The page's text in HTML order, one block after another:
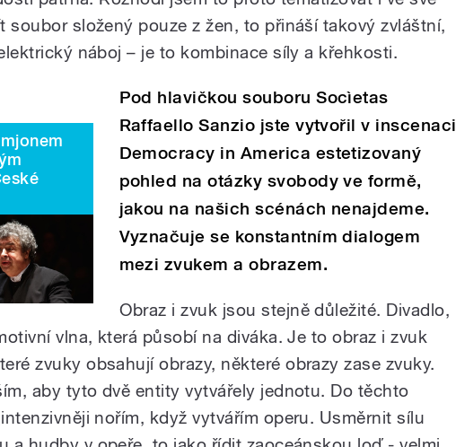
soubor složený pouze z žen, to přináší takový zvláštní,
náboj – je to kombinace síly a křehkosti.
Pod hlavičkou souboru Socìetas
Raffaello Sanzio jste vytvořil v inscenaci
Democracy in America estetizovaný
pohled na otázky svobody ve formě,
jakou na našich scénách nenajdeme.
Vyznačuje se konstantním dialogem
mezi zvukem a obrazem.
Obraz i zvuk jsou stejně důležité. Divadlo,
vlna, která působí na diváka. Je to obraz i zvuk
zvuky obsahují obrazy, některé obrazy zase zvuky.
aby tyto dvě entity vytvářely jednotu. Do těchto
nořím, když vytvářím operu. Usměrnit sílu